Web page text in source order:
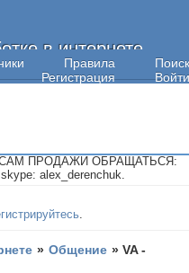
в интернете
Правила
Поиск
Регистрация
Войти
ПРОДАЖИ ОБРАЩАТЬСЯ:
alex_derenchuk.
» Общение »VA -